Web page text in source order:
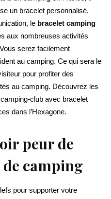
un bracelet personnalisé.
le bracelet camping
aux nombreuses activités
serez facilement
au camping. Ce qui sera le
pour profiter des
au camping. Découvrez les
club avec bracelet
dans l’Hexagone.
peur de
camping
pour supporter votre